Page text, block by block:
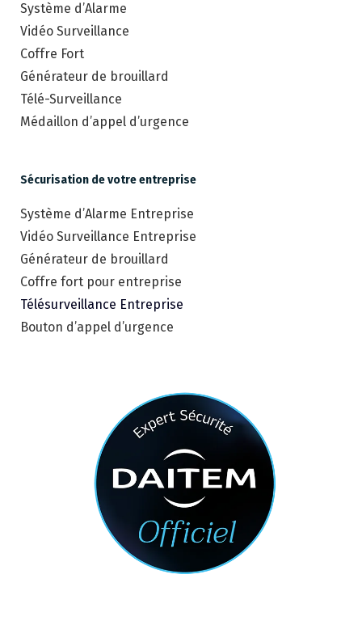
Système d’Alarme
Vidéo Surveillance
Coffre Fort
Générateur de brouillard
Télé-Surveillance
Médaillon d’appel d’urgence
Sécurisation de votre entreprise
Système d’Alarme Entreprise
Vidéo Surveillance Entreprise
Générateur de brouillard
Coffre fort pour entreprise
Télésurveillance Entreprise
Bouton d’appel d’urgence